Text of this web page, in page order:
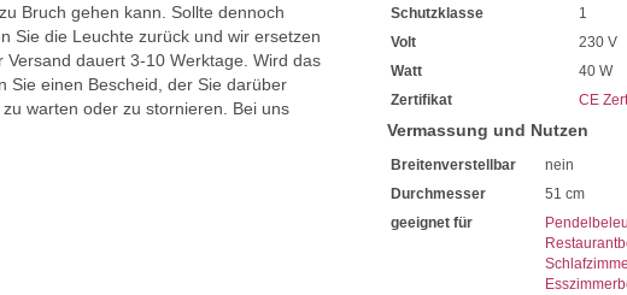
Bruch gehen kann. Sollte dennoch
Sie die Leuchte zurück und wir ersetzen
dauert 3-10 Werktage. Wird das
Sie einen Bescheid, der Sie darüber
warten oder zu stornieren. Bei uns
Schutzklasse
1
Volt
230 V
Watt
40 W
Zertifikat
CE
Vermassung und Nutzen
Breitenverstellbar
nein
Durchmesser
51 cm
geeignet für